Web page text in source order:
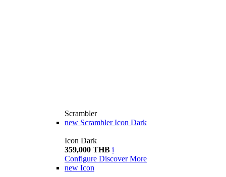
Scrambler
new Scrambler Icon Dark
Icon Dark
359,000 THB i
Configure Discover More
new Icon